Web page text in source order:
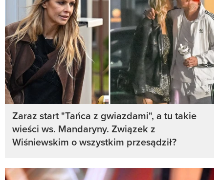
Zaraz start "Tańca z gwiazdami", a tu takie
wieści ws. Mandaryny. Związek z
Wiśniewskim o wszystkim przesądził?